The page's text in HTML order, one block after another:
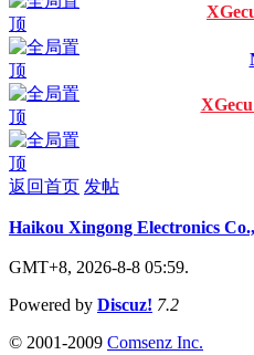
返回首页 发帖
Haikou Xingong Electronics
GMT+8, 2026-8-8 05:59.
Powered by Discuz! 7.2
© 2001-2009 Comsenz Inc.